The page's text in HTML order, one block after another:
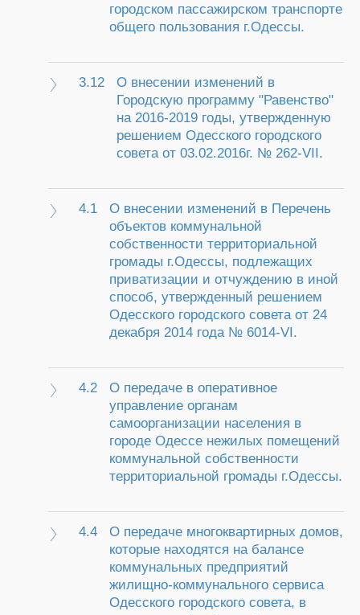
городском пассажирском транспорте
общего пользования г.Одессы.
3.12
О внесении изменений в
Городскую программу "Равенство"
на 2016-2019 годы, утвержденную
решением Одесского городского
совета от 03.02.2016г. № 262-VII.
4.1
О внесении изменений в Перечень
объектов коммунальной
собственности территориальной
громады г.Одессы, подлежащих
приватизации и отчуждению в иной
способ, утвержденный решением
Одесского городского совета от 24
декабря 2014 года № 6014-VI.
4.2
О передаче в оперативное
управление органам
самоорганизации населения в
городе Одессе нежилых помещений
коммунальной собственности
территориальной громады г.Одессы.
4.4
О передаче многоквартирных домов,
которые находятся на балансе
коммунальных предприятий
жилищно-коммунального сервиса
Одесского городского совета, в